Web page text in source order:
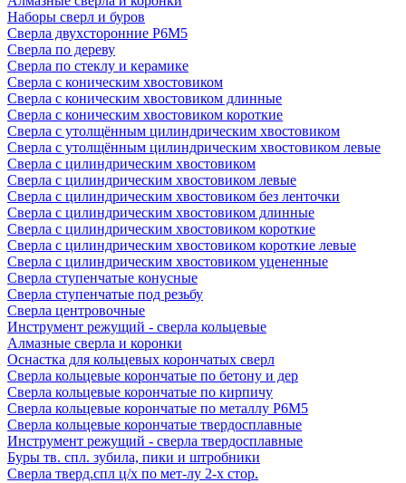
Наборы сверл и буров
Сверла двухсторонние Р6М5
Сверла по дереву
Сверла по стеклу и керамике
Сверла с коническим хвостовиком
Сверла с коническим хвостовиком длинные
Сверла с коническим хвостовиком короткие
Сверла с утолщённым цилиндрическим хвостовиком
Сверла с утолщённым цилиндрическим хвостовиком левые
Сверла с цилиндрическим хвостовиком
Сверла с цилиндрическим хвостовиком левые
Сверла с цилиндрическим хвостовиком без ленточки
Сверла с цилиндрическим хвостовиком длинные
Сверла с цилиндрическим хвостовиком короткие
Сверла с цилиндрическим хвостовиком короткие левые
Сверла с цилиндрическим хвостовиком уцененные
Сверла ступенчатые конусные
Сверла ступенчатые под резьбу
Сверла центровочные
Инструмент режущий - сверла кольцевые
Алмазные сверла и коронки
Оснастка для кольцевых корончатых сверл
Сверла кольцевые корончатые по бетону и дер
Сверла кольцевые корончатые по кирпичу
Сверла кольцевые корончатые по металлу Р6М5
Сверла кольцевые корончатые твердосплавные
Инструмент режущий - сверла твердосплавные
Буры тв. спл. зубила, пики и штробники
Сверла тверд.спл ц/х по мет-лу 2-х стор.